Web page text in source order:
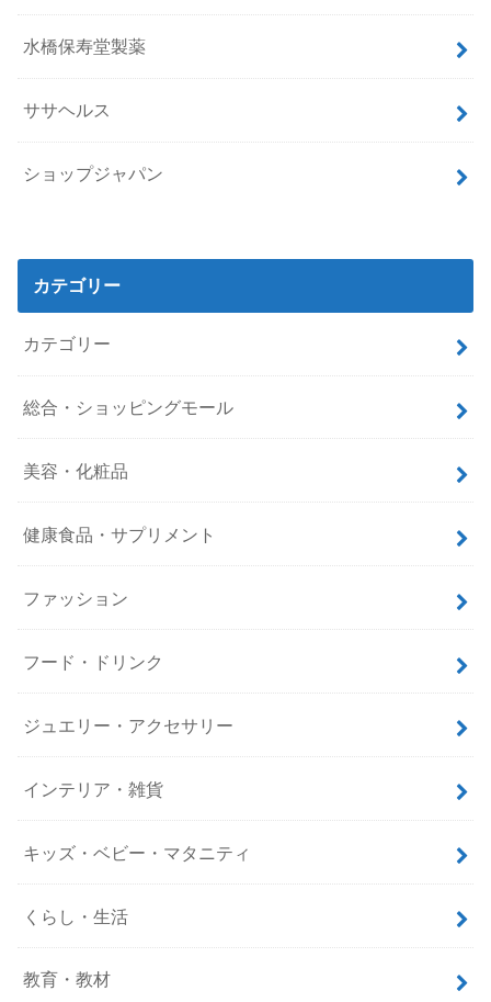
水橋保寿堂製薬
ササヘルス
ショップジャパン
カテゴリー
カテゴリー
総合・ショッピングモール
美容・化粧品
健康食品・サプリメント
ファッション
フード・ドリンク
ジュエリー・アクセサリー
インテリア・雑貨
キッズ・ベビー・マタニティ
くらし・生活
教育・教材